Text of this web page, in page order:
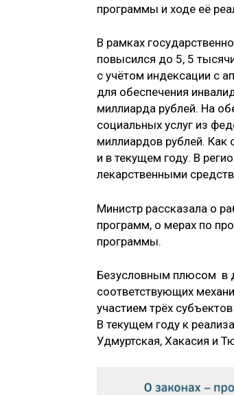
программы и ходе её
В рамках
повысился до 5, 5
с учётом индексации с
для обеспечения
миллиарда рублей. На
социальных услуг из
миллиардов рублей.
и в текущем году. В
лекарственными
Министр рассказала о
программ, о мерах по
программы.
Безусловным плюсом в
соответствующих
участием трёх
В текущем году к
Удмуртская, Хакасия и